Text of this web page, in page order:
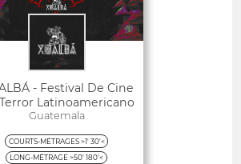
- Festival De Cine
Latinoamericano
Guatemala
COURTS-MÉTRAGES >1' 30'<
LONG-MÉTRAGE >50' 180'<